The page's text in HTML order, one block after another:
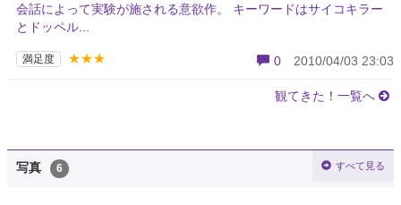
会話によって実験が施される意欲作。 キーワードはサイコキラー
とドッペル...
満足度 ★★★ 0 2010/04/03 23:03
観てきた！一覧へ
写真 6 すべて見る